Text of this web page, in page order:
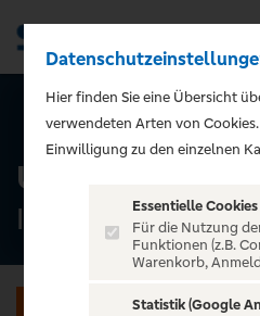
ALLE TERMINE
Unheilig -
Inselpark Arena,
Hier finden Sie eine Übersicht
verwendeten Arten von
Einwilligung zu den einzelnen
Essentielle Cookies
Für die Nutzung
Funktionen (z.B.
Warenkorb,
Statistik (Google